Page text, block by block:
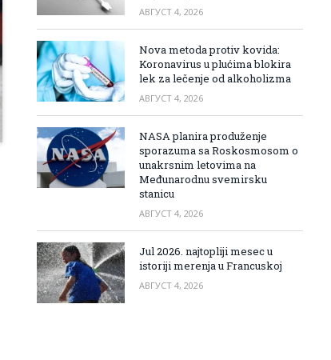
АВГУСТ 4, 2026
Nova metoda protiv kovida:
Koronavirus u plućima blokira
lek za lečenje od alkoholizma
АВГУСТ 4, 2026
NASA planira produženje
sporazuma sa Roskosmosom o
unakrsnim letovima na
Međunarodnu svemirsku
stanicu
АВГУСТ 4, 2026
Jul 2026. najtopliji mesec u
istoriji merenja u Francuskoj
АВГУСТ 4, 2026